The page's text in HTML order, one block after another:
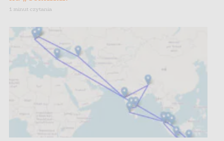
1 minut czytania